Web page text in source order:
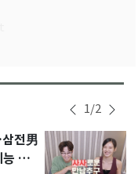
1/2
전男
화